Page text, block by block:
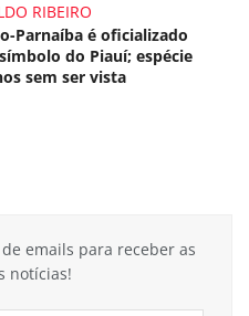
RIBEIRO
Parnaíba é oficializado
do Piauí; espécie
sem ser vista
emails para receber as
notícias!